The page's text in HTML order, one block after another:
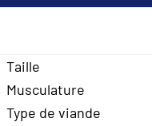
Taille
Musculature
Type de viande